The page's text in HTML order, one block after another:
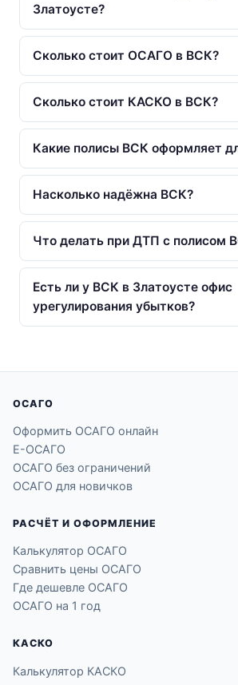
Златоусте?
Сколько стоит ОСАГО в ВСК?
Сколько стоит КАСКО в ВСК?
Какие полисы ВСК оформляет
Насколько надёжна ВСК?
Что делать при ДТП с полисом
Есть ли у ВСК в Златоусте офис
урегулирования убытков?
ОСАГО
Оформить ОСАГО онлайн
Е-ОСАГО
ОСАГО без ограничений
ОСАГО для новичков
РАСЧЁТ И ОФОРМЛЕНИЕ
Калькулятор ОСАГО
Сравнить цены ОСАГО
Где дешевле ОСАГО
ОСАГО на 1 год
КАСКО
Калькулятор КАСКО